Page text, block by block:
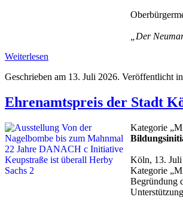
„Der
Weiterlesen
Geschrieben am 13. Juli 2026. Veröffentlicht in
Ehrenamtspreis der Stadt
Kategorie
Köln, 13. Juli
Kategorie
Begründung